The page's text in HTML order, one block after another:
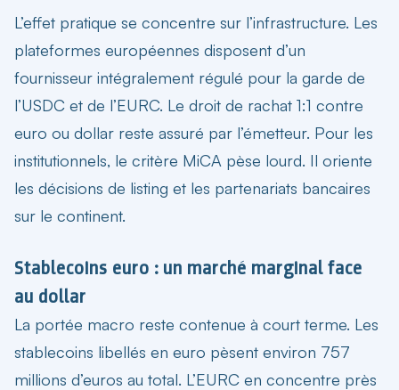
L’effet pratique se concentre sur l’infrastructure. Les
plateformes européennes disposent d’un
fournisseur intégralement régulé pour la garde de
l’USDC et de l’EURC. Le droit de rachat 1:1 contre
euro ou dollar reste assuré par l’émetteur. Pour les
institutionnels, le critère MiCA pèse lourd. Il oriente
les décisions de listing et les partenariats bancaires
sur le continent.
Stablecoins euro : un marché marginal face
au dollar
La portée macro reste contenue à court terme. Les
stablecoins libellés en euro pèsent environ 757
millions d’euros au total. L’EURC en concentre près